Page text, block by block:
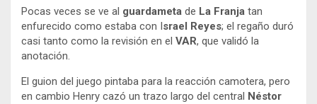
Pocas veces se ve al guardameta de La Franja tan
enfurecido como estaba con Israel Reyes; el regaño duró
casi tanto como la revisión en el VAR, que validó la
anotación.
El guion del juego pintaba para la reacción camotera, pero
en cambio Henry cazó un trazo largo del central Néstor